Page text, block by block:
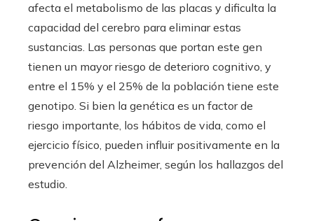
afecta el metabolismo de las placas y dificulta la
capacidad del cerebro para eliminar estas
sustancias. Las personas que portan este gen
tienen un mayor riesgo de deterioro cognitivo, y
entre el 15% y el 25% de la población tiene este
genotipo. Si bien la genética es un factor de
riesgo importante, los hábitos de vida, como el
ejercicio físico, pueden influir positivamente en la
prevención del Alzheimer, según los hallazgos del
estudio.